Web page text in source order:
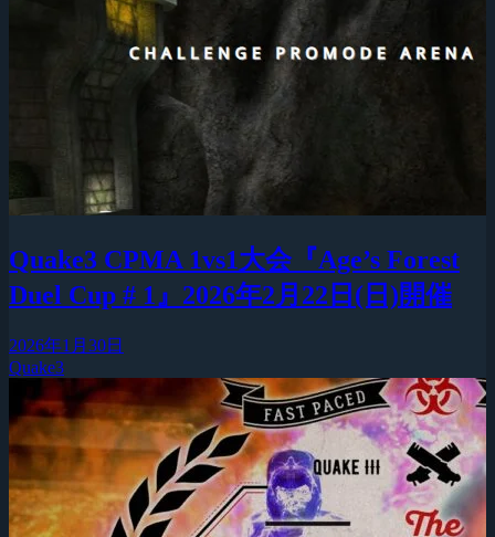
Quake3 CPMA 1vs1大会『Age’s Forest
Duel Cup # 1』2026年2月22日(日)開催
2026年1月30日
Quake3